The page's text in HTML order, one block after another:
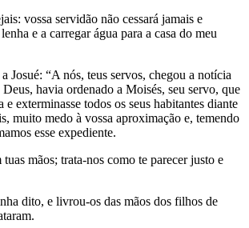
vossa servidão não cessará jamais e
e a carregar água para a casa do meu
Josué: “A nós, teus servos, chegou a notícia
havia ordenado a Moi­sés, seu servo, que
e exterminasse todos os seus habitantes diante
muito medo à vossa aproximação e, temendo
esse expediente.
mãos; trata-nos como te parecer justo e
dito, e livrou-os das mãos dos filhos de